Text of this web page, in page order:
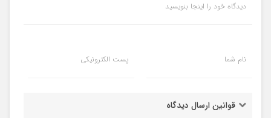
دیدگاه خود را اینجا بنویسید
نام شما پست الکترونیکی
قوانین ارسال دیدگاه